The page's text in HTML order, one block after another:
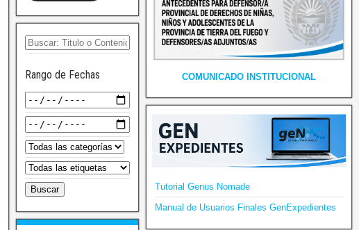
Rango de Fechas COMUNICADO INSTITUCIONAL
Tutorial Genus Nomade
Manual de Usuarios Finales GenExpedientes